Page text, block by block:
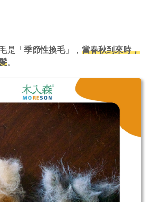
是「 季節性換毛」， 當春秋到來時，
。